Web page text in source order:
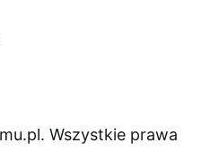
Wszystkie prawa